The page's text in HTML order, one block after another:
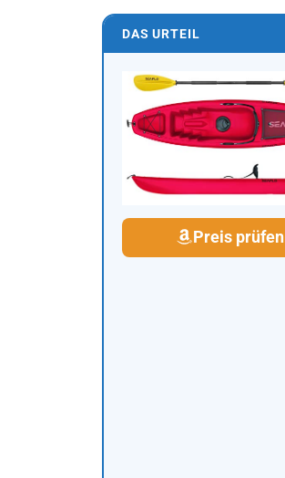
DAS URTEIL
Preis prüfen